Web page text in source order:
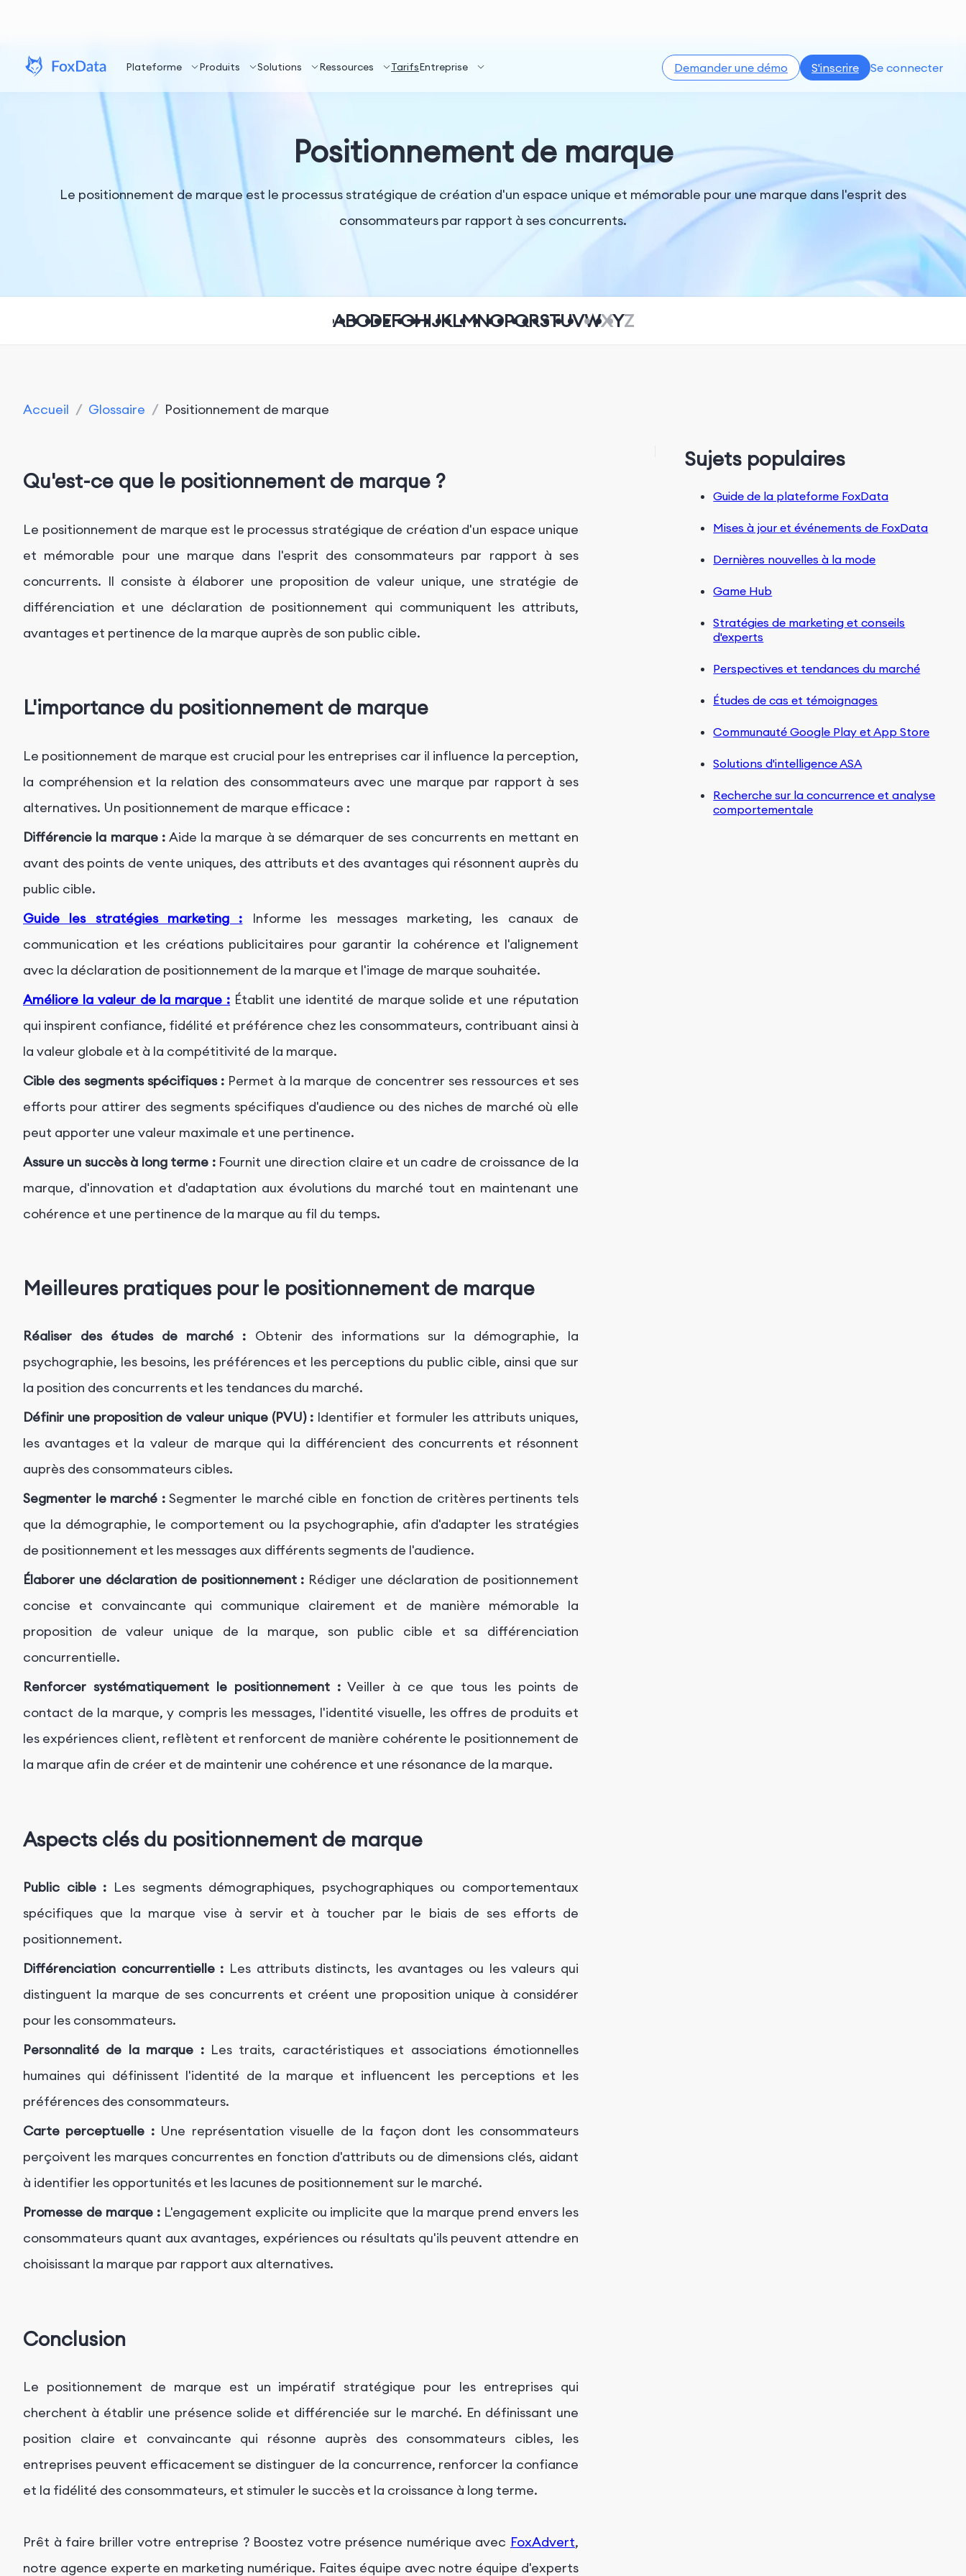
Plateforme Produits Solutions Ressources TarifsEntreprise Demander une démo S'inscrire Se connecter
Positionnement de marque
Le positionnement de marque est le processus stratégique de création d'un espace unique et mémorable pour une marque dans l'esprit des
consommateurs par rapport à ses concurrents.
ABCDEFGHIJKLMNOPQRSTUVWXYZ
Accueil / Glossaire / Positionnement de marque
Qu'est-ce que le positionnement de marque ?
Le positionnement de marque est le processus stratégique de création d'un espace unique
et mémorable pour une marque dans l'esprit des consommateurs par rapport à ses
concurrents. Il consiste à élaborer une proposition de valeur unique, une stratégie de
différenciation et une déclaration de positionnement qui communiquent les attributs,
avantages et pertinence de la marque auprès de son public cible.
L'importance du positionnement de marque
Le positionnement de marque est crucial pour les entreprises car il influence la perception,
la compréhension et la relation des consommateurs avec une marque par rapport à ses
alternatives. Un positionnement de marque efficace :
Différencie la marque : Aide la marque à se démarquer de ses concurrents en mettant en
avant des points de vente uniques, des attributs et des avantages qui résonnent auprès du
public cible.
Guide les stratégies marketing : Informe les messages marketing, les canaux de
communication et les créations publicitaires pour garantir la cohérence et l'alignement
avec la déclaration de positionnement de la marque et l'image de marque souhaitée.
Améliore la valeur de la marque : Établit une identité de marque solide et une réputation
qui inspirent confiance, fidélité et préférence chez les consommateurs, contribuant ainsi à
la valeur globale et à la compétitivité de la marque.
Cible des segments spécifiques : Permet à la marque de concentrer ses ressources et ses
efforts pour attirer des segments spécifiques d'audience ou des niches de marché où elle
peut apporter une valeur maximale et une pertinence.
Assure un succès à long terme :Fournit une direction claire et un cadre de croissance de la
marque, d'innovation et d'adaptation aux évolutions du marché tout en maintenant une
cohérence et une pertinence de la marque au fil du temps.
Meilleures pratiques pour le positionnement de marque
Réaliser des études de marché : Obtenir des informations sur la démographie, la
psychographie, les besoins, les préférences et les perceptions du public cible, ainsi que sur
la position des concurrents et les tendances du marché.
Définir une proposition de valeur unique (PVU) : Identifier et formuler les attributs uniques,
les avantages et la valeur de marque qui la différencient des concurrents et résonnent
auprès des consommateurs cibles.
Segmenter le marché :Segmenter le marché cible en fonction de critères pertinents tels
que la démographie, le comportement ou la psychographie, afin d'adapter les stratégies
de positionnement et les messages aux différents segments de l'audience.
Élaborer une déclaration de positionnement : Rédiger une déclaration de positionnement
concise et convaincante qui communique clairement et de manière mémorable la
proposition de valeur unique de la marque, son public cible et sa différenciation
concurrentielle.
Renforcer systématiquement le positionnement : Veiller à ce que tous les points de
contact de la marque, y compris les messages, l'identité visuelle, les offres de produits et
les expériences client, reflètent et renforcent de manière cohérente le positionnement de
la marque afin de créer et de maintenir une cohérence et une résonance de la marque.
Aspects clés du positionnement de marque
Public cible : Les segments démographiques, psychographiques ou comportementaux
spécifiques que la marque vise à servir et à toucher par le biais de ses efforts de
positionnement.
Différenciation concurrentielle : Les attributs distincts, les avantages ou les valeurs qui
distinguent la marque de ses concurrents et créent une proposition unique à considérer
pour les consommateurs.
Personnalité de la marque :Les traits, caractéristiques et associations émotionnelles
humaines qui définissent l'identité de la marque et influencent les perceptions et les
préférences des consommateurs.
Carte perceptuelle :Une représentation visuelle de la façon dont les consommateurs
perçoivent les marques concurrentes en fonction d'attributs ou de dimensions clés, aidant
à identifier les opportunités et les lacunes de positionnement sur le marché.
Promesse de marque :L'engagement explicite ou implicite que la marque prend envers les
consommateurs quant aux avantages, expériences ou résultats qu'ils peuvent attendre en
choisissant la marque par rapport aux alternatives.
Conclusion
Le positionnement de marque est un impératif stratégique pour les entreprises qui
cherchent à établir une présence solide et différenciée sur le marché. En définissant une
position claire et convaincante qui résonne auprès des consommateurs cibles, les
entreprises peuvent efficacement se distinguer de la concurrence, renforcer la confiance
et la fidélité des consommateurs, et stimuler le succès et la croissance à long terme.
Prêt à faire briller votre entreprise ? Boostez votre présence numérique avec FoxAdvert,
notre agence experte en marketing numérique. Faites équipe avec notre équipe d'experts
Sujets populaires
Guide de la plateforme FoxData
Mises à jour et événements de FoxData
Dernières nouvelles à la mode
Game Hub
Stratégies de marketing et conseils
d'experts
Perspectives et tendances du marché
Études de cas et témoignages
Communauté Google Play et App Store
Solutions d'intelligence ASA
Recherche sur la concurrence et analyse
comportementale